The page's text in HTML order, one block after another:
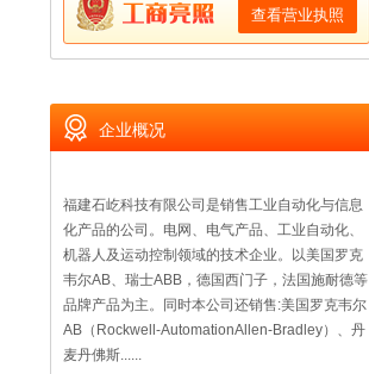
查看营业执照
企业概况
福建石屹科技有限公司是销售工业自动化与信息
化产品的公司。电网、电气产品、工业自动化、
机器人及运动控制领域的技术企业。以美国罗克
韦尔AB、瑞士ABB，德国西门子，法国施耐德等
品牌产品为主。同时本公司还销售:美国罗克韦尔
AB（Rockwell-AutomationAllen-Bradley）、丹
麦丹佛斯......